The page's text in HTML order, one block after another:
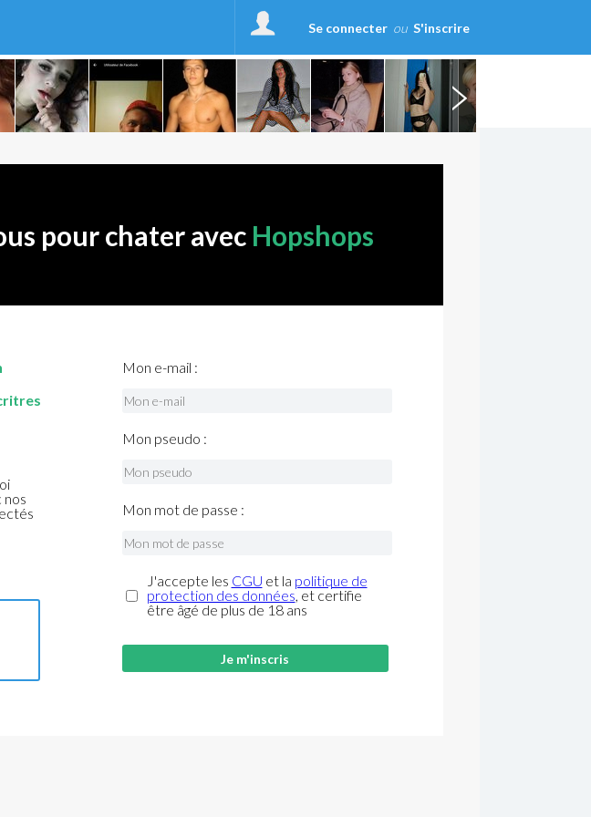
Se connecter ou S'inscrire
pour chater avec Hopshops
Mon e-mail :
Mon pseudo :
Mon mot de passe :
J'accepte les CGU et la politique de
protection des données, et certifie
être âgé de plus de 18 ans